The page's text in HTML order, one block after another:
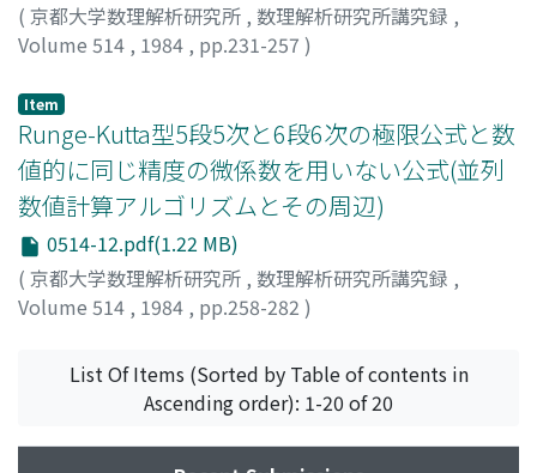
( 京都大学数理解析研究所 , 数理解析研究所講究録 ,
Volume 514 , 1984 , pp.231-257 )
Item
Runge-Kutta型5段5次と6段6次の極限公式と数
値的に同じ精度の微係数を用いない公式(並列
数値計算アルゴリズムとその周辺)
0514-12.pdf(1.22 MB)
( 京都大学数理解析研究所 , 数理解析研究所講究録 ,
Volume 514 , 1984 , pp.258-282 )
ハルミ ;トダ, ヒデオ
List Of Items (Sorted by Table of contents in
Ascending order): 1-20 of 20